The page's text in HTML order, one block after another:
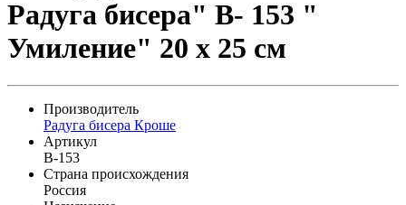
Радуга бисера" В- 153 "
Умиление" 20 х 25 см
Производитель
Радуга бисера Кроше
Артикул
В-153
Страна происхождения
Россия